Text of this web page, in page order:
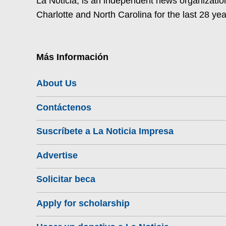
Charlotte and North Carolina for the last 28
Más Información
About Us
Contáctenos
Suscríbete a La Noticia Impresa
Advertise
Solicitar beca
Apply for scholarship